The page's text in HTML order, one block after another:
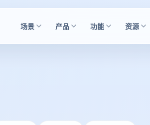
场景 产品 功能 资源